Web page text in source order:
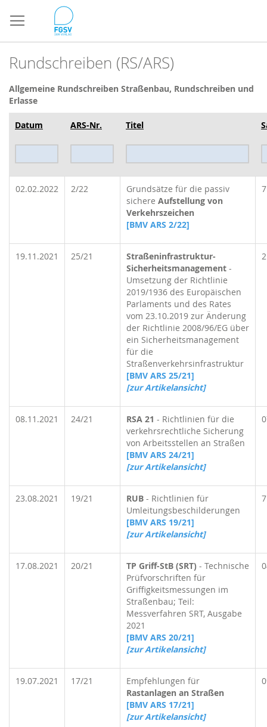
zum
Inhalt
Rundschreiben (RS/ARS)
Allgemeine Rundschreiben Straßenbau, Rundschreiben und
Erlasse
Datum ARS-Nr. Titel
02.02.2022 2/22
Grundsätze für die passiv
sichere Aufstellung von
Verkehrszeichen
[BMV ARS 2/22]
19.11.2021 25/21
Straßeninfrastruktur-
Sicherheitsmanagement -
Umsetzung der Richtlinie
2019/1936 des Europäischen
Parlaments und des Rates
vom 23.10.2019 zur Änderung
der Richtlinie 2008/96/EG über
ein Sicherheitsmanagement
für die
Straßenverkehrsinfrastruktur
[BMV ARS 25/21]
[zur Artikelansicht]
08.11.2021 24/21 RSA 21 - Richtlinien für die
verkehrsrechtliche Sicherung
von Arbeitsstellen an Straßen
[BMV ARS 24/21]
[zur Artikelansicht]
23.08.2021 19/21 RUB - Richtlinien für
Umleitungsbeschilderungen
[BMV ARS 19/21]
[zur Artikelansicht]
17.08.2021 20/21 TP Griff-StB (SRT) - Technische
Prüfvorschriften für
Griffigkeitsmessungen im
Straßenbau; Teil:
Messverfahren SRT, Ausgabe
2021
[BMV ARS 20/21]
[zur Artikelansicht]
19.07.2021 17/21
Empfehlungen für
Rastanlagen an Straßen
[BMV ARS 17/21]
[zur Artikelansicht]